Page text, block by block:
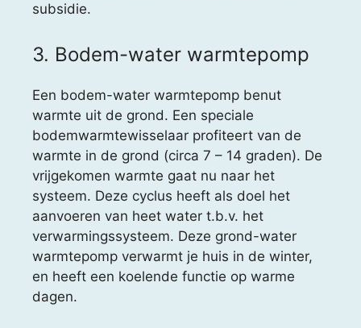
subsidie.
3. Bodem-water warmtepomp
Een bodem-water warmtepomp benut
warmte uit de grond. Een speciale
bodemwarmtewisselaar profiteert van de
warmte in de grond (circa 7 – 14 graden). De
vrijgekomen warmte gaat nu naar het
systeem. Deze cyclus heeft als doel het
aanvoeren van heet water t.b.v. het
verwarmingssysteem. Deze grond-water
warmtepomp verwarmt je huis in de winter,
en heeft een koelende functie op warme
dagen.